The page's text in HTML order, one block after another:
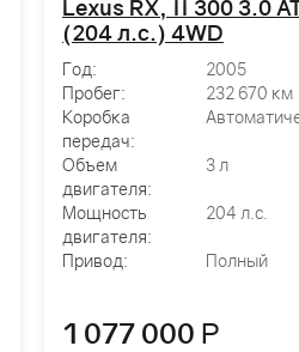
Lexus RX, II 300 3.0
(204 л.с.) 4WD
Год:
2005
Пробег:
232 670 км
Коробка
передач:
Объем
двигателя:
3 л
Мощность
двигателя:
204 л.с.
Привод: Полный
1 077 000 Р